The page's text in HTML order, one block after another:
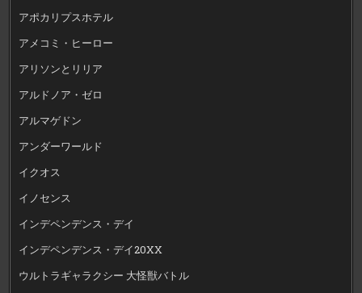
アポカリプスホテル
アメコミ・ヒーロー
アリソンとリリア
アルドノア・ゼロ
アルマゲドン
アンダーワールド
イクオス
イノセンス
インデペンデンス・デイ
インデペンデンス・デイ20XX
ウルトラギャラクシー 大怪獣バトル